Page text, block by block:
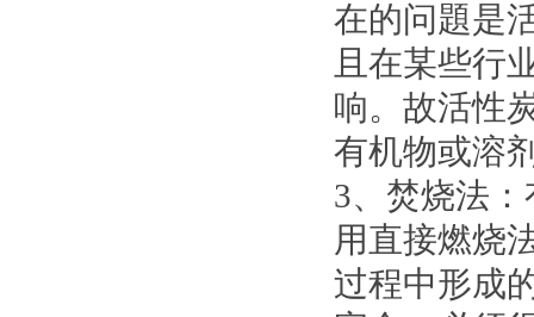
在的问題是
且在某些行
响。故活性
有机物或溶
3、焚烧法
用直接燃烧
过程中形成